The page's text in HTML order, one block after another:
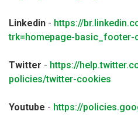
Linkedin - https://
trk=homepage-basic_footer-
Twitter - https://
policies/twitter-cookies
Youtube - https://